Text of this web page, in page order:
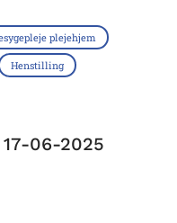
plejehjem
Henstilling
06-2025